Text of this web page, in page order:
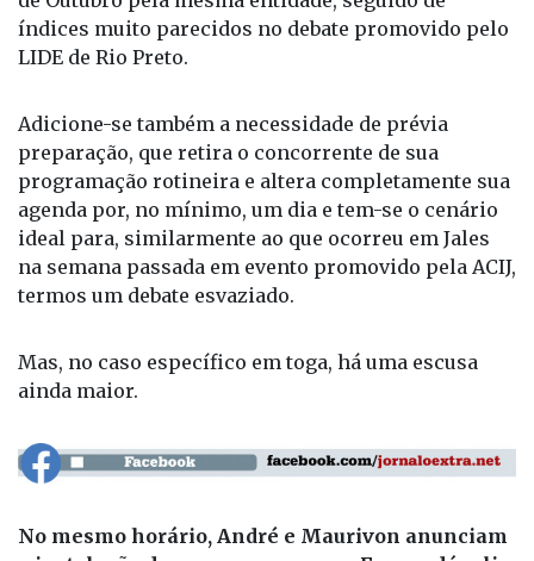
evento similar realizado entre 30 de Setembro e 02
de Outubro pela mesma entidade, seguido de
índices muito parecidos no debate promovido pelo
Adicione-se também a necessidade de prévia
preparação, que retira o concorrente de sua
programação rotineira e altera completamente sua
agenda por, no mínimo, um dia e tem-se o cenário
ideal para, similarmente ao que ocorreu em Jales
na semana passada em evento promovido pela ACIJ,
Mas, no caso específico em toga, há uma escusa